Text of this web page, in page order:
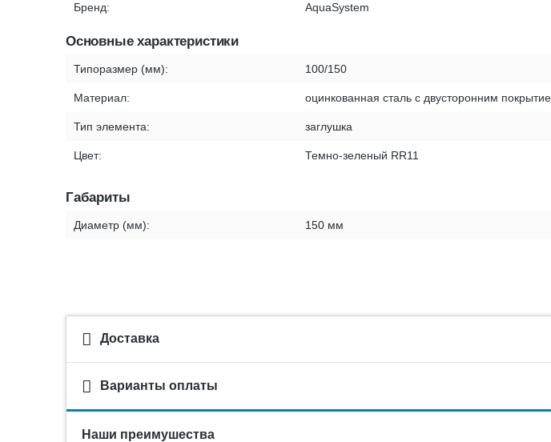
Бренд: AquaSystem
Основные характеристики
Типоразмер (мм): 100/150
Материал: оцинкованная сталь с двусторонним
Тип элемента: заглушка
Цвет: Темно-зеленый RR11
Габариты
Диаметр (мм): 150 мм
Доставка
Варианты оплаты
Наши преимушества